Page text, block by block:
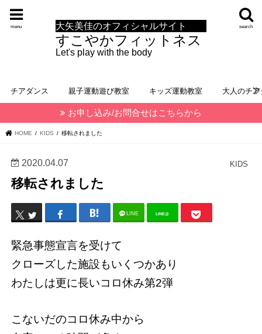
大矢美佳のオフィシャルサイト
すこやかフィットネス
Let's play with the body
search
menu
チアダンス 親子運動遊び教室 キッズ運動教室 大人のチ
お申し込み/お問合せはこちらから
HOME KIDS 移転されました
KIDS
2020.04.07
移転されました
LINE LINE@
緊急事態宣言を受けて
クローズした施設もいくつかあり
わたしは更に長いコロ休み第2弾
こないだのコロ休み中から